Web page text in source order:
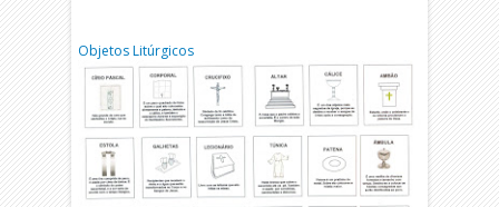
Objetos Litúrgicos